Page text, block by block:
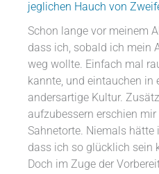
jeglichen Hauch von
Schon lange vor meinem
dass ich, sobald ich mein
weg wollte. Einfach mal
kannte, und eintauchen in
andersartige Kultur.
aufzubessern erschien
Sahnetorte. Niemals hätte
dass ich so glücklich sein
Doch im Zuge der